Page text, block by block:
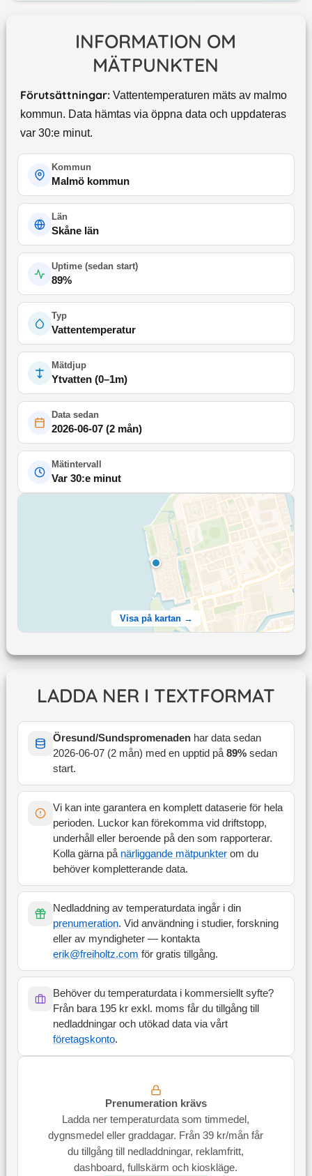
INFORMATION OM
MÄTPUNKTEN
Förutsättningar: Vattentemperaturen mäts av malmo
kommun. Data hämtas via öppna data och uppdateras
var 30:e minut.
Kommun
Malmö kommun
Län
Skåne län
Uptime (sedan start)
89%
Typ
Vattentemperatur
Mätdjup
Ytvatten (0–1m)
Data sedan
2026-06-07(2 mån)
Mätintervall
Var 30:e minut
Visa på kartan →
LADDA NER I TEXTFORMAT
Öresund/Sundspromenadenhar data sedan
2026-06-07(2 mån) med en upptid på89% sedan
start.
Vi kan inte garantera en komplett dataserie för hela
perioden. Luckor kan förekomma vid driftstopp,
underhåll eller beroende på den som rapporterar.
Kolla gärna på närliggande mätpunkterom du
behöver kompletterande data.
Nedladdning av temperaturdata ingår i din
prenumeration. Vid användning i studier, forskning
eller av myndigheter — kontakta
erik@freiholtz.com för gratis tillgång.
Behöver du temperaturdata i kommersiellt syfte?
Från bara 195 kr exkl. moms får du tillgång till
nedladdningar och utökad data via vårt
företagskonto.
Prenumeration krävs
Ladda ner temperaturdata som timmedel,
dygnsmedel eller graddagar. Från 39 kr/mån får
du tillgång till nedladdningar, reklamfritt,
dashboard, fullskärm och kioskläge.